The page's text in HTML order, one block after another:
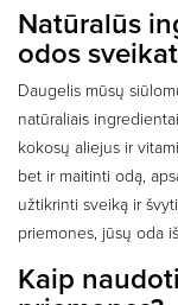
Natūralūs
odos
Daugelis mūsų
natūraliais
kokosų aliejus ir
bet ir maitinti odą,
užtikrinti sveiką ir
priemones, jūsų oda
Kaip